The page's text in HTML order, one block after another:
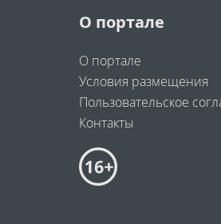
О портале
О портале
Условия размещения
Пользовательское
Контакты